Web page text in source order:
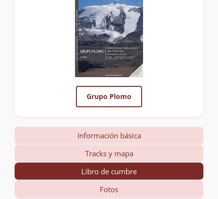
Grupo Plomo
Información básica
Tracks y mapa
Libro de cumbre
Fotos